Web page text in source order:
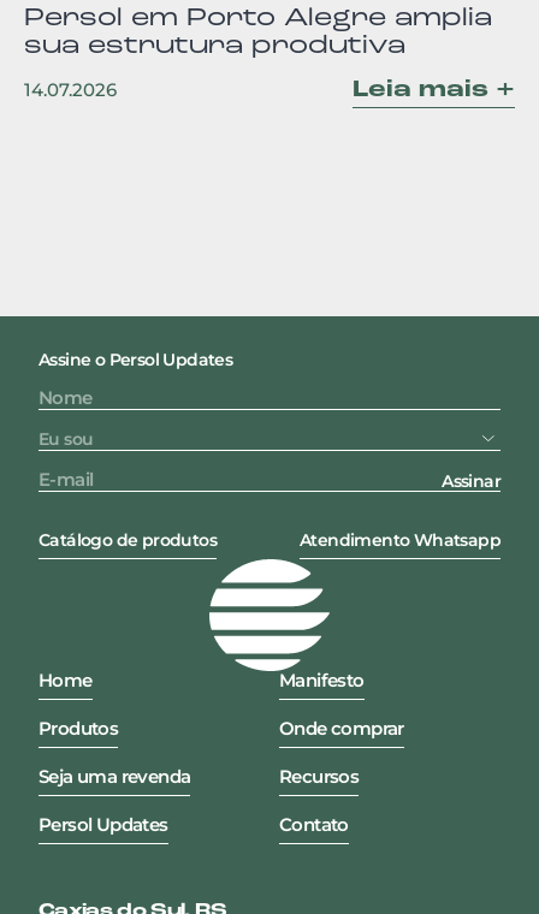
Persol em Porto Alegre amplia
sua estrutura produtiva
14.07.2026 Leia mais +
Assine o Persol Updates
Assinar
Catálogo de produtos Atendimento Whatsapp
Home Manifesto
Produtos Onde comprar
Seja uma revenda Recursos
Persol Updates Contato